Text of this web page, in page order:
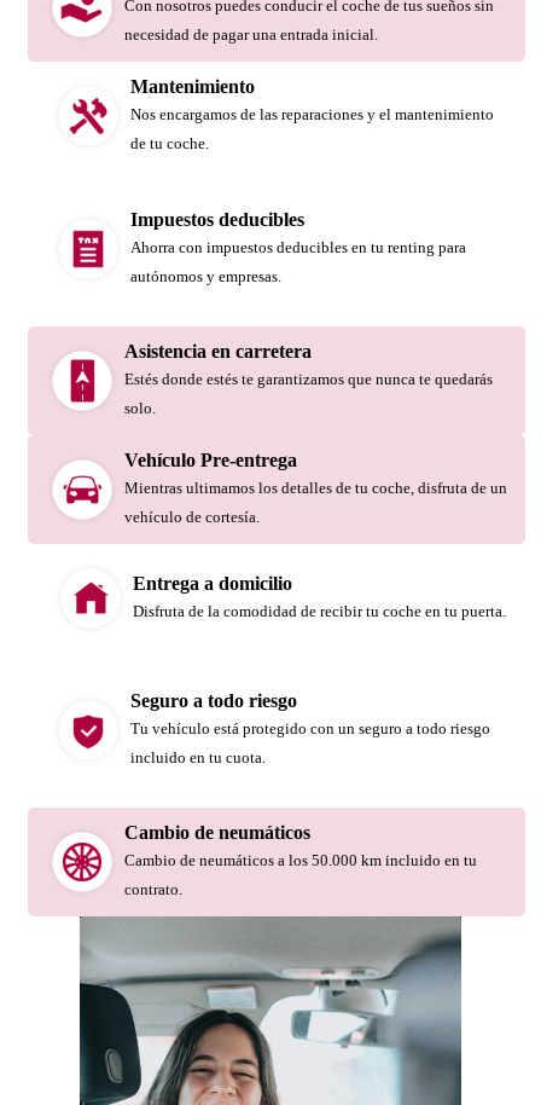
Con nosotros puedes conducir el coche de tus sueños sin
necesidad de pagar una entrada inicial.
Mantenimiento
Nos encargamos de las reparaciones y el mantenimiento
de tu coche.
Impuestos deducibles
Ahorra con impuestos deducibles en tu renting para
autónomos y empresas.
Asistencia en carretera
Estés donde estés te garantizamos que nunca te quedarás
solo.
Vehículo Pre-entrega
Mientras ultimamos los detalles de tu coche, disfruta de un
vehículo de cortesía.
Entrega a domicilio
Disfruta de la comodidad de recibir tu coche en tu puerta.
Seguro a todo riesgo
Tu vehículo está protegido con un seguro a todo riesgo
incluido en tu cuota.
Cambio de neumáticos
Cambio de neumáticos a los 50.000 km incluido en tu
contrato.